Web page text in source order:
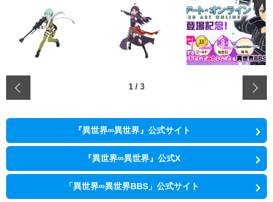
1 / 3
『異世界∞異世界』公式サイト
『異世界∞異世界』公式X
「異世界∞異世界BBS」公式サイト